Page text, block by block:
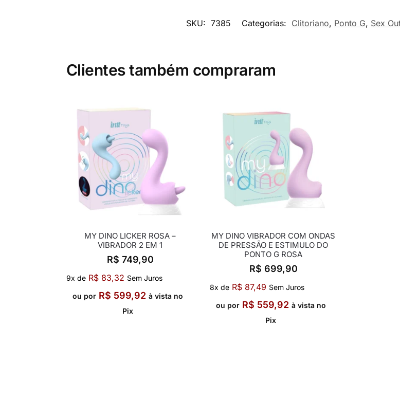
SKU: 7385 Categorias: Clitoriano, Ponto G, Sex
Clientes também compraram
MY DINO LICKER ROSA –
VIBRADOR 2 EM 1
R$ 749,90
9x de R$83,32 Sem Juros
ou por R$ 599,92 à vista no
Pix
MY DINO VIBRADOR COM ONDAS
DE PRESSÃO E ESTIMULO DO
PONTO G ROSA
R$ 699,90
8x de R$87,49 Sem Juros
ou por R$ 559,92 à vista no
Pix